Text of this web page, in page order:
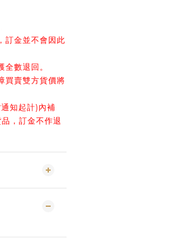
訂金並不會因此
數退回。
買賣雙方貨價將
知起計)內補
，訂金不作退